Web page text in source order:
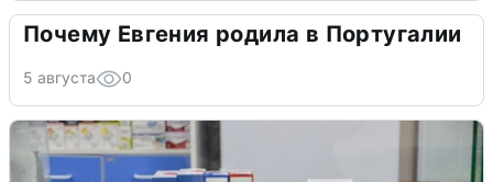
Почему Евгения родила в Португалии
5 августа 0